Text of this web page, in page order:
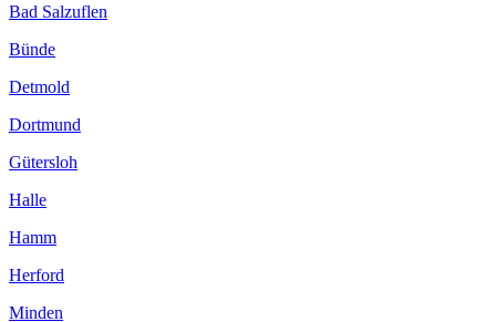
Bad Salzuflen
Bünde
Detmold
Dortmund
Gütersloh
Halle
Hamm
Herford
Minden